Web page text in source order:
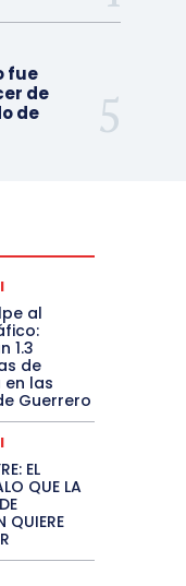
fue
de
de
al
1.3
de
las
Guerrero
EL
QUE LA
QUIERE